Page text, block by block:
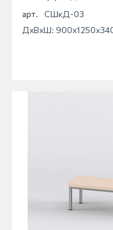
секционный
арт.
СШкД-03
ДхВхШ: